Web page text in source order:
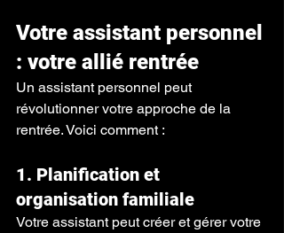
Votre assistant personnel
: votre allié rentrée
Un assistant personnel peut
révolutionner votre approche de la
rentrée. Voici comment :
1. Planification et
organisation familiale
Votre assistant peut créer et gérer votre